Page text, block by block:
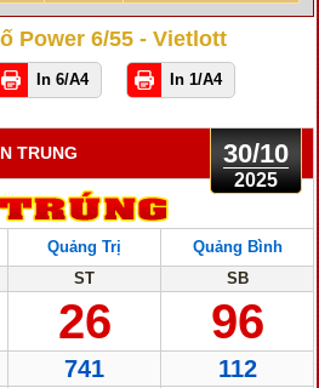
Power 6/55 - Vietlott
In 6/A4 In 1/A4
TRUNG 30/10
2025
Quảng Trị
ST
26
741
Quảng Bình
SB
96
112